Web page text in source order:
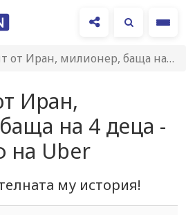
милионер, баща на 4 деца - новият…
Иран,
на 4 деца -
на Uber
му история!